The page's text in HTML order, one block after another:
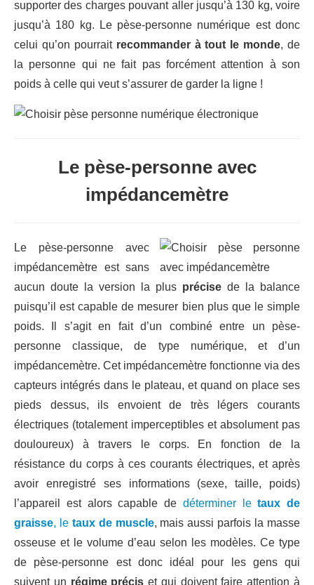
supporter des charges pouvant aller jusqu’à 130 kg, voire
jusqu’à 180 kg. Le pèse-personne numérique est donc
celui qu’on pourrait recommander à tout le monde, de
la personne qui ne fait pas forcément attention à son
poids à celle qui veut s’assurer de garder la ligne !
Le pèse-personne avec
impédancemètre
Le pèse-personne avec
impédancemètre est sans
aucun doute la version la plus précise de la balance
puisqu’il est capable de mesurer bien plus que le simple
poids. Il s’agit en fait d’un combiné entre un pèse-
personne classique, de type numérique, et d’un
impédancemètre. Cet impédancemètre fonctionne via des
capteurs intégrés dans le plateau, et quand on place ses
pieds dessus, ils envoient de très légers courants
électriques (totalement imperceptibles et absolument pas
douloureux) à travers le corps. En fonction de la
résistance du corps à ces courants électriques, et après
avoir enregistré ses informations (sexe, taille, poids)
l’appareil est alors capable de déterminer letaux de
graisse, le taux de muscle, mais aussi parfois la masse
osseuse et le volume d’eau selon les modèles. Ce type
de pèse-personne est donc idéal pour les gens qui
suivent un régime précis et qui doivent faire attention à